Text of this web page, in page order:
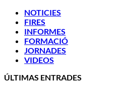
NOTICIES
FIRES
INFORMES
FORMACIÓ
JORNADES
VIDEOS
ÚLTIMAS ENTRADES